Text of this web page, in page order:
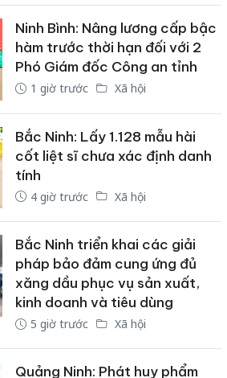
Ninh Bình: Nâng lương cấp bậc
hàm trước thời hạn đối với 2
Phó Giám đốc Công an tỉnh
1 giờ trước Xã hội
Bắc Ninh: Lấy 1.128 mẫu hài
cốt liệt sĩ chưa xác định danh
tính
4 giờ trước Xã hội
Bắc Ninh triển khai các giải
pháp bảo đảm cung ứng đủ
xăng dầu phục vụ sản xuất,
kinh doanh và tiêu dùng
5 giờ trước Xã hội
Quảng Ninh: Phát huy phẩm